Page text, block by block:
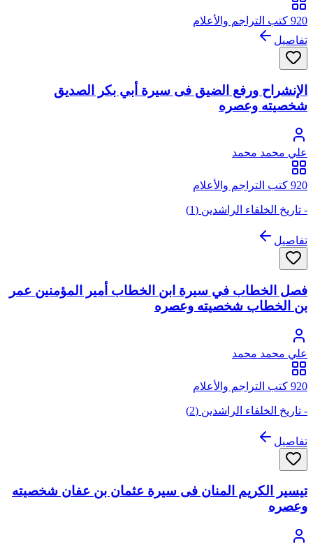
920 كتب التراجم والأعلام
تفاصيل
الإنشراح ورفع الضيق فى سيرة أبي بكر الصديق
شخصيته وعصره
علي محمد محمد
920 كتب التراجم والأعلام
- تاريخ الخلفاء الراشدين (1)
تفاصيل
فصل الخطاب في سيرة ابن الخطاب أمير المؤمنين عمر
بن الخطاب شخصيته وعصره
علي محمد محمد
920 كتب التراجم والأعلام
- تاريخ الخلفاء الراشدين (2)
تفاصيل
تيسير الكريم المنان فى سيرة عثمان بن عفان شخصيته
وعصره